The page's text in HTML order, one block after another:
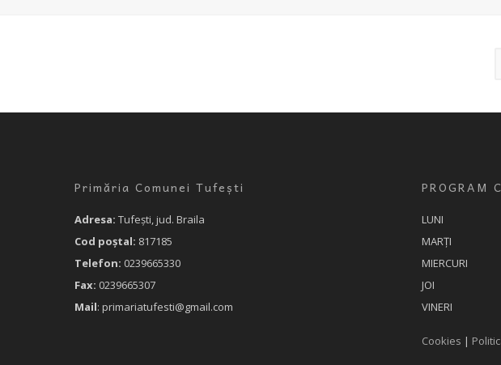
Primăria Comunei Tufești
Adresa: Tufeşti, jud. Braila
Cod poştal: 817185
Telefon: 0239665330
Fax: 0239665307
Mail: primariatufesti@gmail.com
PROGRAM
LUNI
MARȚI
MIERCURI
JOI
VINERI
Cookies |